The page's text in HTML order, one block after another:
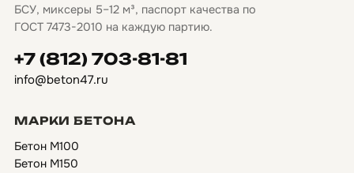
БСУ, миксеры 5–12 м³, паспорт качества по
ГОСТ 7473-2010 на каждую партию.
+7 (812) 703-81-81
info@beton47.ru
МАРКИ БЕТОНА
Бетон М100
Бетон М150